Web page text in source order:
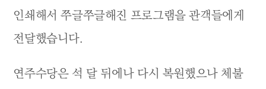
인쇄해서 쭈글쭈글해진 프로그램을 관객들에게
전달했습니다.
연주수당은 석 달 뒤에나 다시 복원했으나 체불